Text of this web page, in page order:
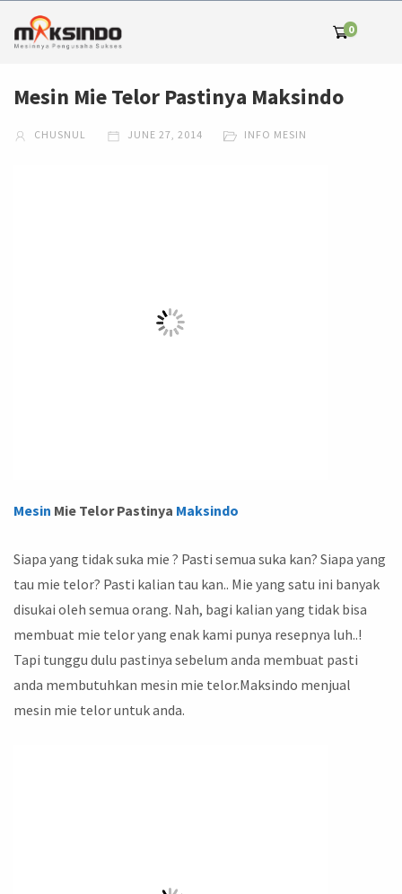
0
Mesin Mie Telor Pastinya Maksindo
CHUSNUL JUNE 27, 2014 INFO MESIN
Mesin Mie Telor Pastinya Maksindo
Siapa yang tidak suka mie ? Pasti semua suka kan? Siapa yang
tau mie telor? Pasti kalian tau kan.. Mie yang satu ini banyak
disukai oleh semua orang. Nah, bagi kalian yang tidak bisa
membuat mie telor yang enak kami punya resepnya luh..!
Tapi tunggu dulu pastinya sebelum anda membuat pasti
anda membutuhkan mesin mie telor.Maksindo menjual
mesin mie telor untuk anda.